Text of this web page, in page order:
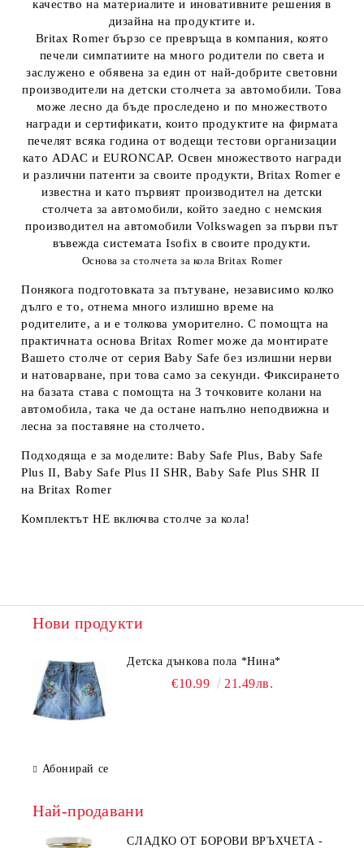
качество на материалите и иновативните решения в
дизайна на продуктите и.
Britax Romer бързо се превръща в компания, която
печели симпатиите на много родители по света и
заслужено е обявена за един от най-добрите световни
производители на детски столчета за автомобили. Това
може лесно да бъде проследено и по множеството
награди и сертификати, които продуктите на фирмата
печелят всяка година от водещи тестови организации
като ADAC и EURONCAP. Освен множеството награди
и различни патенти за своите продукти, Britax Romer е
известна и като първият производител на детски
столчета за автомобили, който заедно с немския
производител на автомобили Volkswagen за първи път
въвежда системата Isofix в своите продукти.
Основа за столчета за кола Britax Romer
Понякога подготовката за пътуване, независимо колко
дълго е то, отнема много излишно време на
родителите, а и е толкова уморително. С помощта на
практичната основа Britax Romer може да монтирате
Вашето столче от серия Baby Safe без излишни нерви
и натоварване, при това само за секунди. Фиксирането
на базата става с помощта на 3 точковите колани на
автомобила, така че да остане напълно неподвижна и
лесна за поставяне на столчето.
Подходяща е за моделите: Baby Safe Plus, Baby Safe
Plus II, Baby Safe Plus II SHR, Baby Safe Plus SHR II
на Britax Romer
Комплектът НЕ включва столче за кола!
Нови продукти
Детска дънкова пола *Нина*
€10.99 21.49лв.
Абонирай се
Най-продавани
СЛАДКО ОТ БОРОВИ ВРЪХЧЕТА -